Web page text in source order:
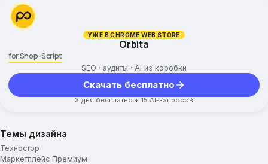
УЖЕ В CHROME WEB STORE
Orbita
for Shop-Script
SEO · аудиты · AI из коробки
Скачать бесплатно
3 дня бесплатно + 15 AI-запросов
Темы дизайна
Техностор
Маркетплейс Премиум